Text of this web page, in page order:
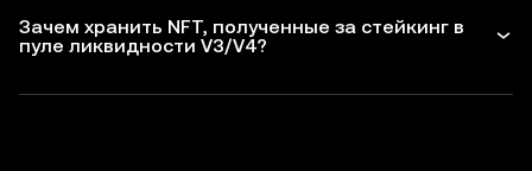
Зачем хранить NFT, полученные за стейкинг в
пуле ликвидности V3/V4?